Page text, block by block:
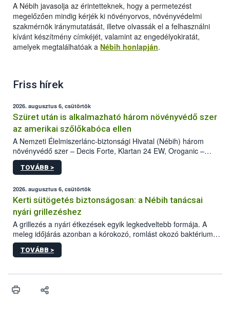
A Nébih javasolja az érintetteknek, hogy a permetezést
megelőzően mindig kérjék ki növényorvos, növényvédelmi
szakmérnök iránymutatását, illetve olvassák el a felhasználni
kívánt készítmény címkéjét, valamint az engedélyokiratát,
amelyek megtalálhatóak a Nébih honlapján.
Friss hírek
2026. augusztus 6, csütörtök
Szüret után is alkalmazható három növényvédő szer
az amerikai szőlőkabóca ellen
A Nemzeti Élelmiszerlánc-biztonsági Hivatal (Nébih) három
növényvédő szer – Decis Forte, Klartan 24 EW, Oroganic –
engedélyokiratát módosította, így azok a szüretet követően,
egészen a vesszőérettség (BBCH 91) stádiumáig
érésű szőlőkben is legyen lehetőség a károsító elleni további
védekezésre. Az Oroganic készítmény kis kiszerelésben kiskerti
felhasználók számára is elérhető és ökológiai termesztésben is
engedélyezett.
TOVÁBB >
2026. augusztus 6, csütörtök
Kerti sütögetés biztonságosan: a Nébih tanácsai
nyári grillezéshez
A grillezés a nyári étkezések egyik legkedveltebb formája. A
meleg időjárás azonban a kórokozó, romlást okozó baktériumok
gyorsabb szaporodásának is kedvez. A szabadtéri sütögetés
ezért nem csupán a megfelelő sütési technikáról szól: legalább
higiéniai szabályok betartása, a megfelelő hőkezelés, valamint a
biztonsági Hivatal (Nébih) Oktatási Programja összegyűjtötte a
TOVÁBB >